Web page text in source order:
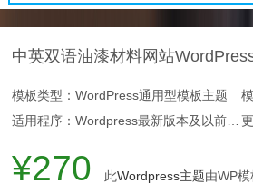
中英双语油漆材料网站
模板类型：WordPress通用型模板主题
¥270 此Wordpress主题由WP